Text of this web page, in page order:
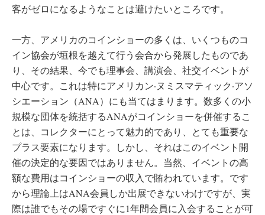
客がゼロになるようなことは避けたいところです。
一方、アメリカのコインショーの多くは、いくつものコ
イン協会が垣根を越えて行う会合から発展したものであ
り、その結果、今でも理事会、講演会、社交イベントが
中心です。これは特にアメリカン·ヌミスマティック·アソ
シエーション（ANA）にも当てはまります。数多くの小
規模な団体を統括するANAがコインショーを併催するこ
とは、コレクターにとって魅力的であり、とても重要な
プラス要素になります。しかし、それはこのイベント開
催の決定的な要因ではありません。当然、イベントの高
額な費用はコインショーの収入で賄われています。です
から理論上はANA会員しか出展できないわけですが、実
際は誰でもその場ですぐに1年間会員に入会することが可